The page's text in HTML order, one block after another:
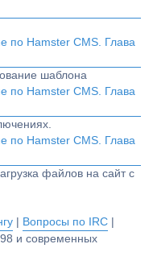
по Hamster CMS. Глава
шаблона
по Hamster CMS. Глава
по Hamster CMS. Глава
файлов на сайт с
Вопросы по IRC
и современных